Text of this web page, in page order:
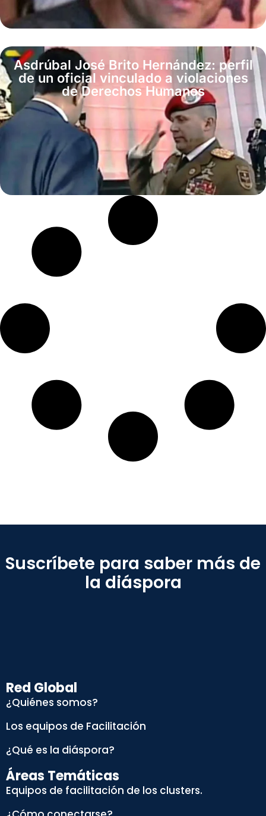
Asdrúbal José Brito Hernández: perfil
de un oficial vinculado a violaciones
de Derechos Humanos
Suscríbete para saber más de
la diáspora
Red Global
¿Quiénes somos?
Los equipos de Facilitación
¿Qué es la diáspora?
Áreas Temáticas
Equipos de facilitación de los clusters.